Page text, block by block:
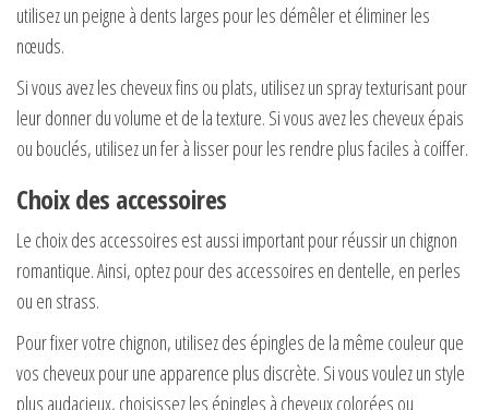
utilisez un peigne à dents larges pour les démêler et éliminer les
nœuds.
Si vous avez les cheveux fins ou plats, utilisez un spray texturisant pour
leur donner du volume et de la texture. Si vous avez les cheveux épais
ou bouclés, utilisez un fer à lisser pour les rendre plus faciles à coiffer.
Choix des accessoires
Le choix des accessoires est aussi important pour réussir un chignon
romantique. Ainsi, optez pour des accessoires en dentelle, en perles
ou en strass.
Pour fixer votre chignon, utilisez des épingles de la même couleur que
vos cheveux pour une apparence plus discrète. Si vous voulez un style
plus audacieux, choisissez les épingles à cheveux colorées ou